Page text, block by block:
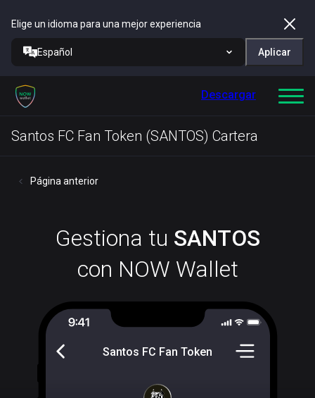
Elige un idioma para una mejor experiencia
Español Aplicar
Descargar
Santos FC Fan Token (SANTOS) Cartera
Página anterior
Gestiona tu SANTOS
con NOW Wallet
Santos FC Fan Token